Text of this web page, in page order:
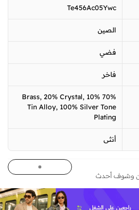
Te456Ac05Ywc
الصين
فضي
فاخر
70% Brass, 20% Crystal, 10%
Tin Alloy, 100% Silver Tone
Plating
أنثى
وشوف أحدث